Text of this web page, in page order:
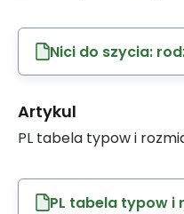
Nici do szycia:
Artykul
PL tabela typow i
PL tabela typow i